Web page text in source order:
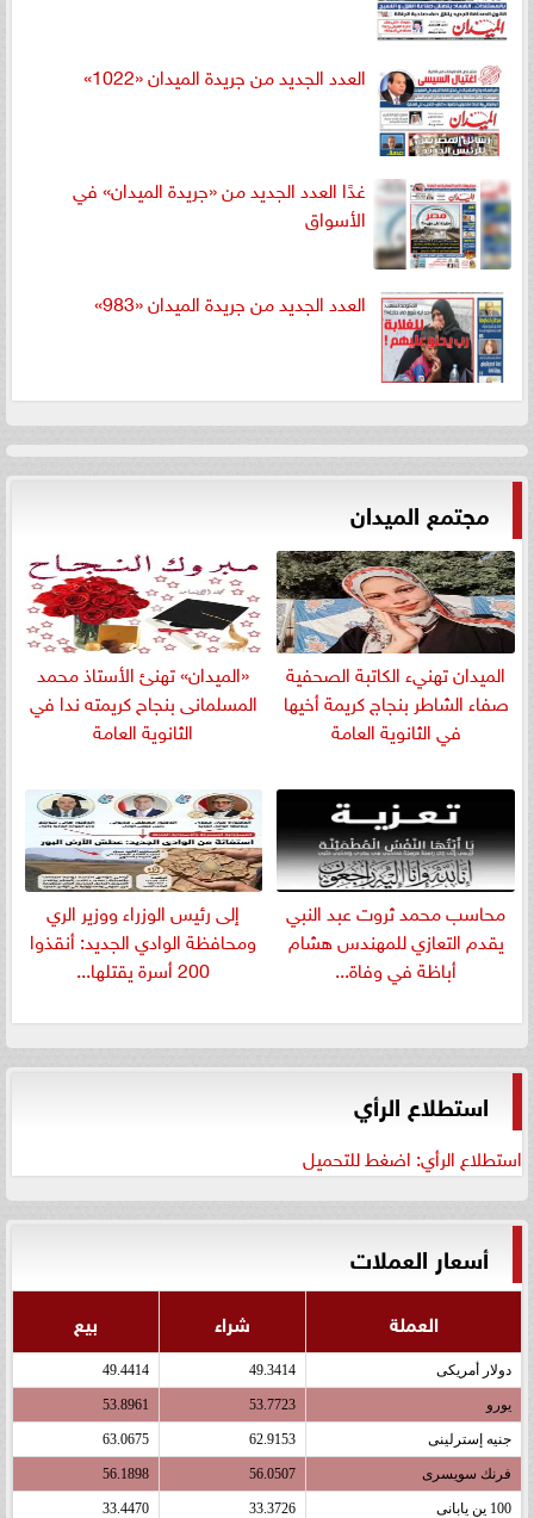
العدد الجديد من جريدة الميدان «1022»
غدًا العدد الجديد من «جريدة الميدان» في
الأسواق
العدد الجديد من جريدة الميدان «983»
مجتمع الميدان
الميدان تهنيء الكاتبة الصحفية
صفاء الشاطر بنجاج كريمة أخيها
في الثانوية العامة
«الميدان» تهنئ الأستاذ محمد
المسلمانى بنجاح كريمته ندا في
الثانوية العامة
​محاسب محمد ثروت عبد النبي
يقدم التعازي للمهندس هشام
أباظة في وفاة...
إلى رئيس الوزراء ووزير الري
ومحافظة الوادي الجديد: أنقذوا
200 أسرة يقتلها...
استطلاع الرأي
استطلاع الرأي: اضغط للتحميل
أسعار العملات
العملة شراء بيع
دولار أمريكى 49.3414
49.4414
يورو 53.7723
53.8961
جنيه إسترلينى 62.9153
63.0675
فرنك سويسرى 56.0507
56.1898
100 ين يابانى 33.3726
33.4470